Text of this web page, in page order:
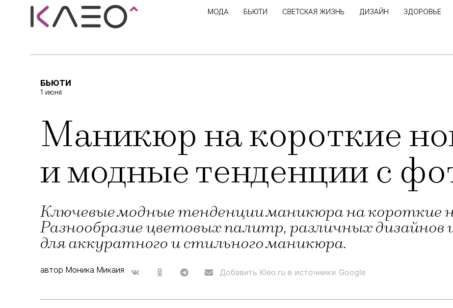
МОДА БЬЮТИ СВЕТСКАЯ ЖИЗНЬ ДИЗАЙН ЗДОРОВЬЕ
БЬЮТИ
1 июня
Маникюр на короткие
и модные тенденции с
Ключевые модные тенденции маникюра на короткие
Разнообразие цветовых палитр, различных дизайнов
для аккуратного и стильного маникюра.
автор Моника Микаия Добавить Kleo.ru в источники Google